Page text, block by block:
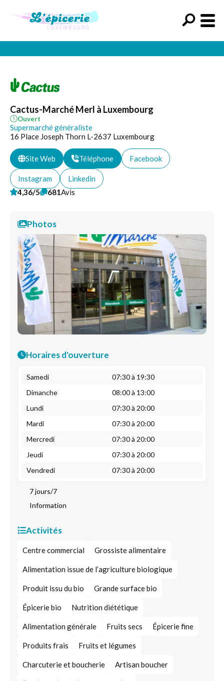
Cactus-Marché Merl à Luxembourg
Ouvert
Supermarché généraliste
16 Place Joseph Thorn L-2637 Luxembourg
Site Web Téléphone Facebook
Instagram
Linkedin
4,36/5
681Avis
Photos
Horaires d'ouverture
Samedi
07:30 à 19:30
Dimanche
08:00 à 13:00
Lundi
07:30 à 20:00
Mardi
07:30 à 20:00
Mercredi
07:30 à 20:00
Jeudi
07:30 à 20:00
Vendredi
07:30 à 20:00
7 jours/7
Information
Activités
Centre commercial Grossiste alimentaire
Alimentation issue de l’agriculture biologique
Produit issu du bio Grande surface bio
Épicerie bio Nutrition diététique
Alimentation générale Fruits secs Épicerie fine
Produits frais Fruits et légumes
Charcuterie et boucherie Artisan boucher